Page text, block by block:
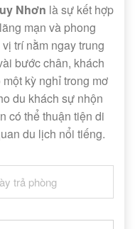
Nhơn là sự kết hợp
mạn và phong
trí nằm ngay trung
bước chân, khách
kỳ nghỉ trong mơ
du khách sự nhộn
có thể thuận tiện di
du lịch nổi tiếng.